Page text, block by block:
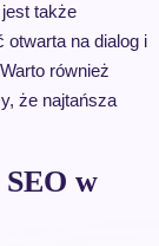
także
otwarta na dialog i
również
że najtańsza
w